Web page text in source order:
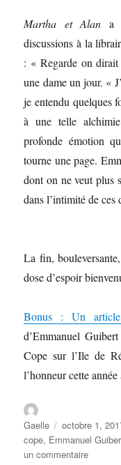
Martha et Alan a
discussions à la
: « Regarde on
une dame un jour. «
je entendu quelques
à une telle
profonde émotion
tourne une page.
dont on ne veut plus
dans l’intimité de
La fin,
dose d’espoir
Bonus : Un
d’Emmanuel
Cope sur l’Ile de
l’honneur cette
Gaelle octobre 1,
cope, Emmanuel
un commentaire